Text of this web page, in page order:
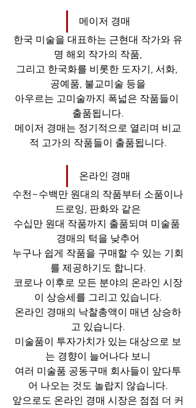
메이저 경매
한국 미술을 대표하는 근현대 작가와 유
명 해외 작가의 작품,
그리고 한국화를 비롯한 도자기, 서화,
공예품, 불교미술 등을
아우르는 고미술까지 폭넓은 작품들이
출품됩니다.
메이저 경매는 정기적으로 열리며 비교
적 고가의 작품들이 출품됩니다.
온라인 경매
수천~수백만 원대의 작품부터 소품이나
드로잉, 판화와 같은
수십만 원대 작품까지 출품되며 미술품
경매의 턱을 낮추어
누구나 쉽게 작품을 구매할 수 있는 기회
를 제공하기도 합니다.
코로나 이후로 모든 분야의 온라인 시장
이 상승세를 그리고 있습니다.
온라인 경매의 낙찰총액이 매년 상승하
고 있습니다.
미술품이 투자가치가 있는 대상으로 보
는 경향이 늘어나다 보니
여러 미술품 공동구매 회사들이 앞다투
어 나오는 것도 놀랍지 않습니다.
앞으로도 온라인 경매 시장은 점점 더 커